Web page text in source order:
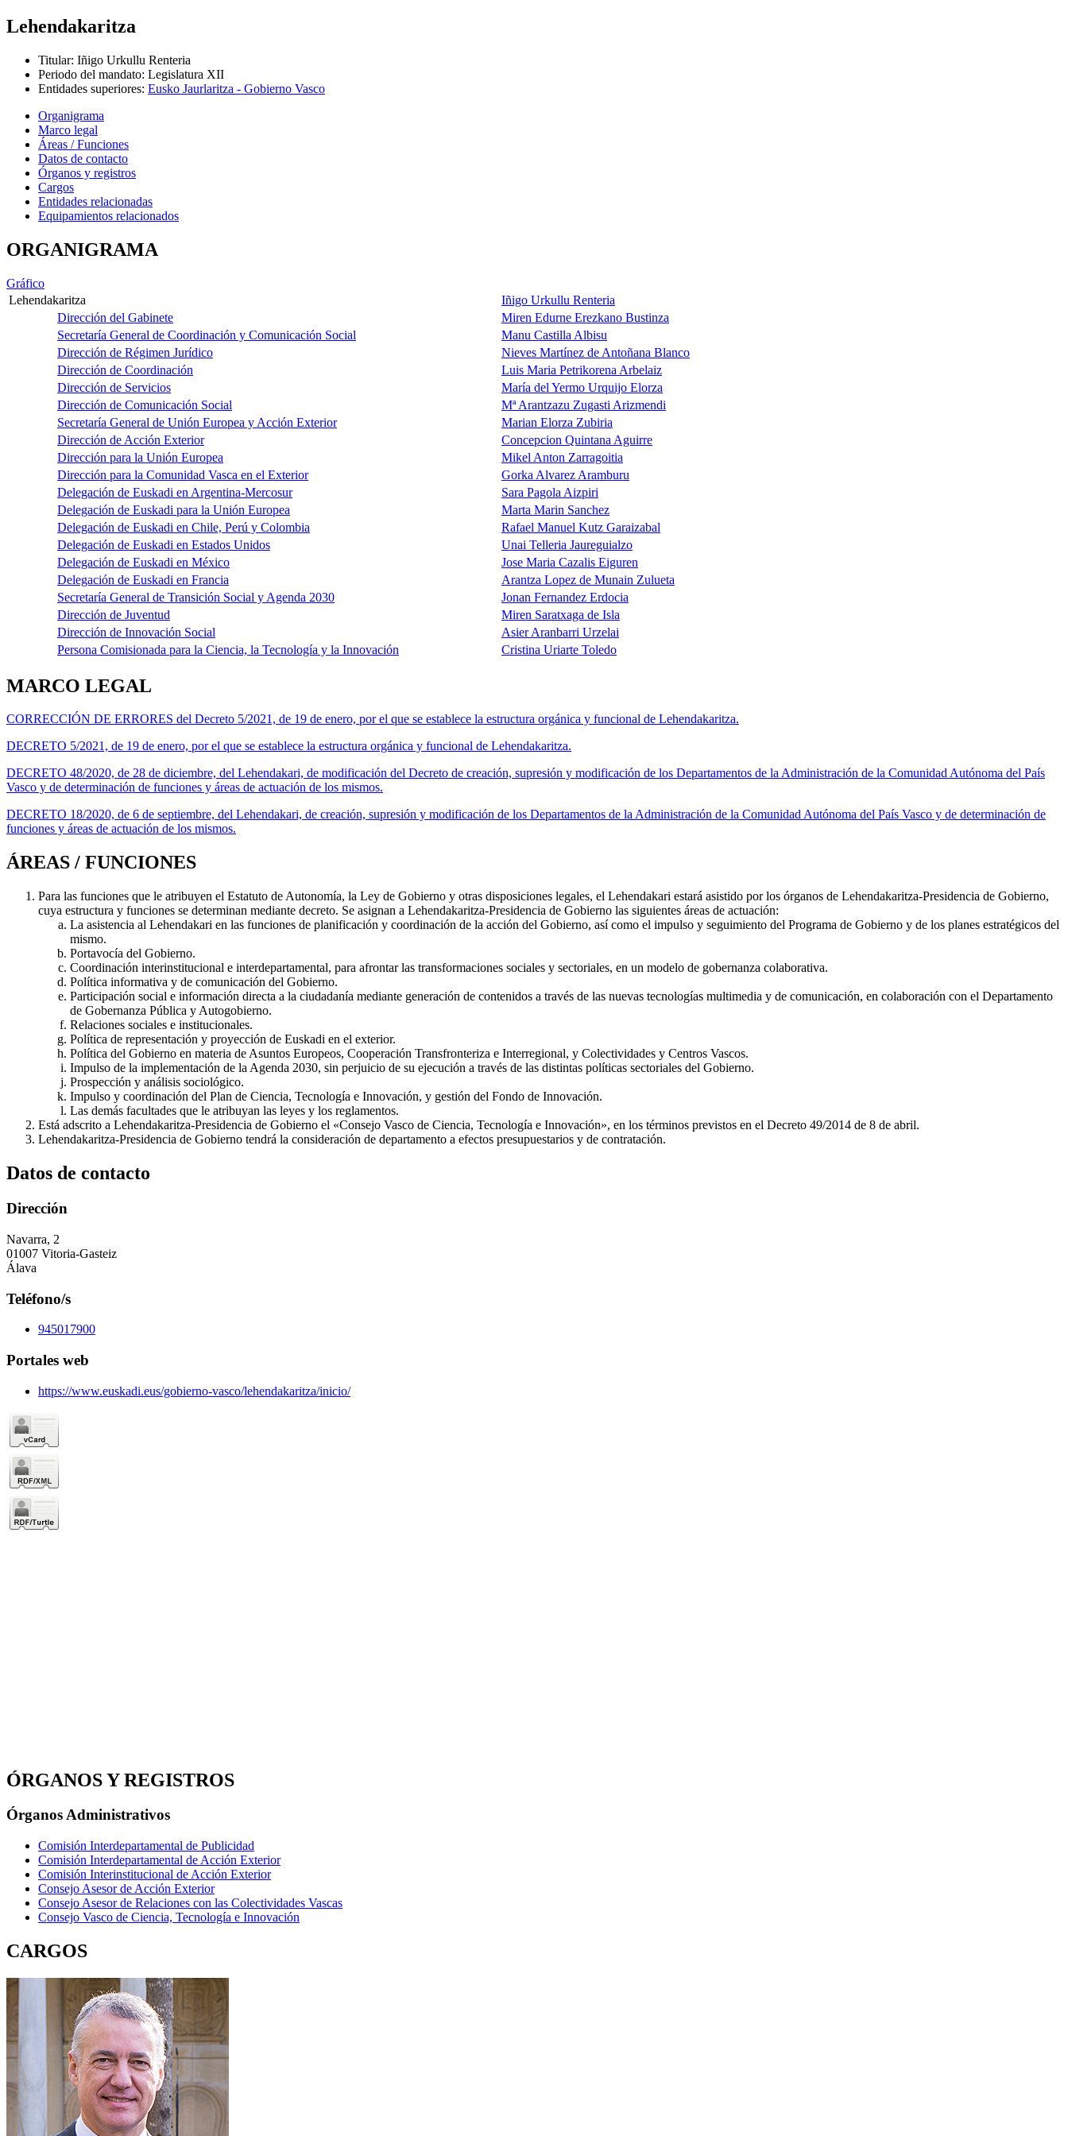
Lehendakaritza
Titular: Iñigo Urkullu Renteria
Periodo del mandato: Legislatura XII
Entidades superiores: Eusko Jaurlaritza - Gobierno Vasco
Organigrama
Marco legal
Áreas / Funciones
Datos de contacto
Órganos y registros
Cargos
Entidades relacionadas
Equipamientos relacionados
ORGANIGRAMA
Gráfico
Lehendakaritza
Iñigo Urkullu Renteria
Dirección del Gabinete
Miren Edurne Erezkano Bustinza
Secretaría General de Coordinación y Comunicación Social
Manu Castilla Albisu
Dirección de Régimen Jurídico
Nieves Martínez de Antoñana Blanco
Dirección de Coordinación
Luis Maria Petrikorena Arbelaiz
Dirección de Servicios
María del Yermo Urquijo Elorza
Dirección de Comunicación Social
Mª Arantzazu Zugasti Arizmendi
Secretaría General de Unión Europea y Acción Exterior
Marian Elorza Zubiria
Dirección de Acción Exterior
Concepcion Quintana Aguirre
Dirección para la Unión Europea
Mikel Anton Zarragoitia
Dirección para la Comunidad Vasca en el Exterior
Gorka Alvarez Aramburu
Delegación de Euskadi en Argentina-Mercosur
Sara Pagola Aizpiri
Delegación de Euskadi para la Unión Europea
Marta Marin Sanchez
Delegación de Euskadi en Chile, Perú y Colombia
Rafael Manuel Kutz Garaizabal
Delegación de Euskadi en Estados Unidos
Unai Telleria Jaureguialzo
Delegación de Euskadi en México
Jose Maria Cazalis Eiguren
Delegación de Euskadi en Francia
Arantza Lopez de Munain Zulueta
Secretaría General de Transición Social y Agenda 2030
Jonan Fernandez Erdocia
Dirección de Juventud
Miren Saratxaga de Isla
Dirección de Innovación Social
Asier Aranbarri Urzelai
Persona Comisionada para la Ciencia, la Tecnología y la Innovación
Cristina Uriarte Toledo
MARCO LEGAL
CORRECCIÓN DE ERRORES del Decreto 5/2021, de 19 de enero, por el que se establece la estructura orgánica y funcional de Lehendakaritza.
DECRETO 5/2021, de 19 de enero, por el que se establece la estructura orgánica y funcional de Lehendakaritza.
DECRETO 48/2020, de 28 de diciembre, del Lehendakari, de modificación del Decreto de creación, supresión y modificación de los Departamentos de la Administración de la Comunidad Autónoma del País
Vasco y de determinación de funciones y áreas de actuación de los mismos.
DECRETO 18/2020, de 6 de septiembre, del Lehendakari, de creación, supresión y modificación de los Departamentos de la Administración de la Comunidad Autónoma del País Vasco y de determinación de
funciones y áreas de actuación de los mismos.
ÁREAS / FUNCIONES
Para las funciones que le atribuyen el Estatuto de Autonomía, la Ley de Gobierno y otras disposiciones legales, el Lehendakari estará asistido por los órganos de Lehendakaritza-Presidencia de Gobierno,
cuya estructura y funciones se determinan mediante decreto. Se asignan a Lehendakaritza-Presidencia de Gobierno las siguientes áreas de actuación:
La asistencia al Lehendakari en las funciones de planificación y coordinación de la acción del Gobierno, así como el impulso y seguimiento del Programa de Gobierno y de los planes estratégicos del
mismo.
Portavocía del Gobierno.
Coordinación interinstitucional e interdepartamental, para afrontar las transformaciones sociales y sectoriales, en un modelo de gobernanza colaborativa.
Política informativa y de comunicación del Gobierno.
Participación social e información directa a la ciudadanía mediante generación de contenidos a través de las nuevas tecnologías multimedia y de comunicación, en colaboración con el Departamento
de Gobernanza Pública y Autogobierno.
Relaciones sociales e institucionales.
Política de representación y proyección de Euskadi en el exterior.
Política del Gobierno en materia de Asuntos Europeos, Cooperación Transfronteriza e Interregional, y Colectividades y Centros Vascos.
Impulso de la implementación de la Agenda 2030, sin perjuicio de su ejecución a través de las distintas políticas sectoriales del Gobierno.
Prospección y análisis sociológico.
Impulso y coordinación del Plan de Ciencia, Tecnología e Innovación, y gestión del Fondo de Innovación.
Las demás facultades que le atribuyan las leyes y los reglamentos.
Está adscrito a Lehendakaritza-Presidencia de Gobierno el «Consejo Vasco de Ciencia, Tecnología e Innovación», en los términos previstos en el Decreto 49/2014 de 8 de abril.
Lehendakaritza-Presidencia de Gobierno tendrá la consideración de departamento a efectos presupuestarios y de contratación.
Datos de contacto
Dirección
Navarra, 2
01007 Vitoria-Gasteiz
Álava
Teléfono/s
945017900
Portales web
https://www.euskadi.eus/gobierno-vasco/lehendakaritza/inicio/
ÓRGANOS Y REGISTROS
Órganos Administrativos
Comisión Interdepartamental de Publicidad
Comisión Interdepartamental de Acción Exterior
Comisión Interinstitucional de Acción Exterior
Consejo Asesor de Acción Exterior
Consejo Asesor de Relaciones con las Colectividades Vascas
Consejo Vasco de Ciencia, Tecnología e Innovación
CARGOS